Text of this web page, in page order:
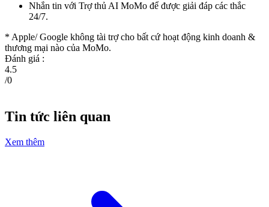
Nhắn tin với Trợ thủ AI MoMo để được giải đáp các thắc
24/7.
* Apple/ Google không tài trợ cho bất cứ hoạt động kinh doanh &
thương mại nào của MoMo.
Đánh giá :
4.5
/0
Tin tức liên quan
Xem thêm